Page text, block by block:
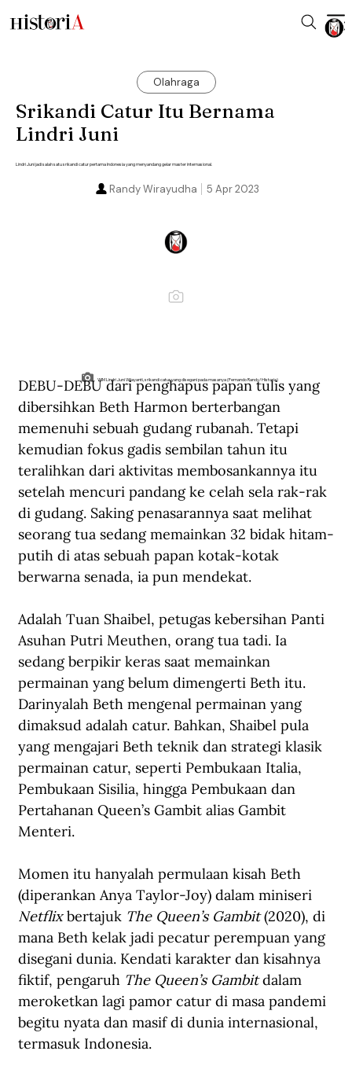
Olahraga
Srikandi Catur Itu Bernama
Lindri Juni
Lindri Juni jadi salah satu srikandi catur pertama Indonesia yang menyandang gelar master internasional.
5 Apr 2023
Randy Wirayudha
WIM Lindri Juni Wijayanti, srikandi catur yang disegani pada masanya (Fernando Randy/Historia)
DEBU-DEBU dari penghapus papan tulis yang
dibersihkan Beth Harmon berterbangan
memenuhi sebuah gudang rubanah. Tetapi
kemudian fokus gadis sembilan tahun itu
teralihkan dari aktivitas membosankannya itu
setelah mencuri pandang ke celah sela rak-rak
di gudang. Saking penasarannya saat melihat
seorang tua sedang memainkan 32 bidak hitam-
putih di atas sebuah papan kotak-kotak
berwarna senada, ia pun mendekat.
Adalah Tuan Shaibel, petugas kebersihan Panti
Asuhan Putri Meuthen, orang tua tadi. Ia
sedang berpikir keras saat memainkan
permainan yang belum dimengerti Beth itu.
Darinyalah Beth mengenal permainan yang
dimaksud adalah catur. Bahkan, Shaibel pula
yang mengajari Beth teknik dan strategi klasik
permainan catur, seperti Pembukaan Italia,
Pembukaan Sisilia, hingga Pembukaan dan
Pertahanan Queen’s Gambit alias Gambit
Menteri.
Momen itu hanyalah permulaan kisah Beth
(diperankan Anya Taylor-Joy) dalam miniseri
Netflix bertajuk The Queen’s Gambit (2020), di
mana Beth kelak jadi pecatur perempuan yang
disegani dunia. Kendati karakter dan kisahnya
fiktif, pengaruh The Queen’s Gambit dalam
meroketkan lagi pamor catur di masa pandemi
begitu nyata dan masif di dunia internasional,
termasuk Indonesia.